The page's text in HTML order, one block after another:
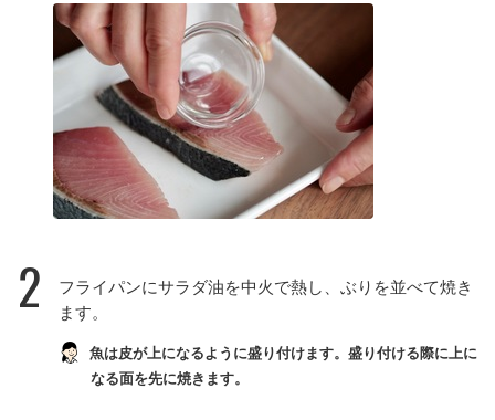
2
フライパンにサラダ油を中火で熱し、ぶりを並べて焼き
ます。
魚は皮が上になるように盛り付けます。盛り付ける際に上に
なる面を先に焼きます。